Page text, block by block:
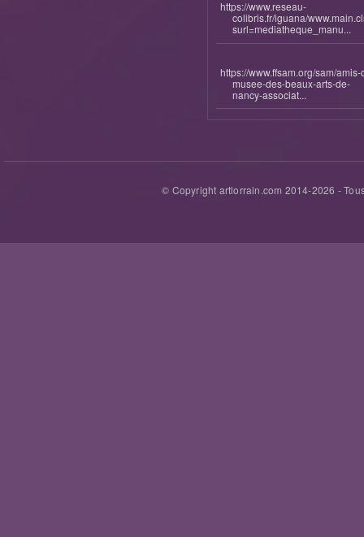
https://www.reseau-
colibris.fr/iguana/
surl=mediatheque_manu...
https://www.ffsam.org/sam/amis-
musee-des-beaux-arts-de-
nancy-associat...
© Copyright artlorrain.com 2014-2026 -